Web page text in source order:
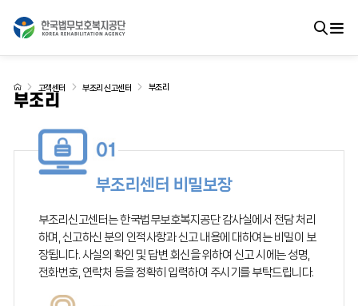
부조리
고객센터 부조리 신고센터 부조리
부조리센터 비밀보장
부조리신고센터는 한국법무보호복지공단 감사실에서 전담 처리
하며, 신고하신 분의 인적사항과 신고 내용에 대하여는 비밀이 보
장됩니다. 사실의 확인 및 답변 회신을 위하여 신고 시에는 성명,
전화번호, 연락처 등을 정확히 입력하여 주시기를 부탁드립니다.